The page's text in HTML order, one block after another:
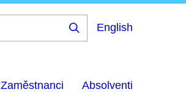
English
Zaměstnanci Absolventi